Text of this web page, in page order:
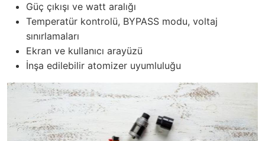
Güç çıkışı ve watt aralığı
Temperatür kontrolü, BYPASS modu, voltaj
sınırlamaları
Ekran ve kullanıcı arayüzü
İnşa edilebilir atomizer uyumluluğu